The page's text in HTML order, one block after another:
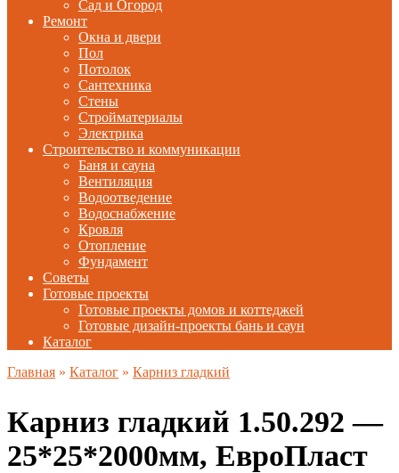
Сад и Огород
Ремонт
Окна и двери
Пол
Потолок
Сантехника
Стены
Стройматериалы
Электрика
Строительство и коммуникации
Баня и сауна
Вентиляция
Водоотведение
Водоснабжение
Кровля
Отопление
Фундамент
Советы
Готовые проекты
Готовые проекты домов и коттеджей
Готовые дизайн-проекты бань и саун
Каталог
Главная » Каталог » Карниз гладкий
Карниз гладкий 1.50.292 —
25*25*2000мм, ЕвроПласт